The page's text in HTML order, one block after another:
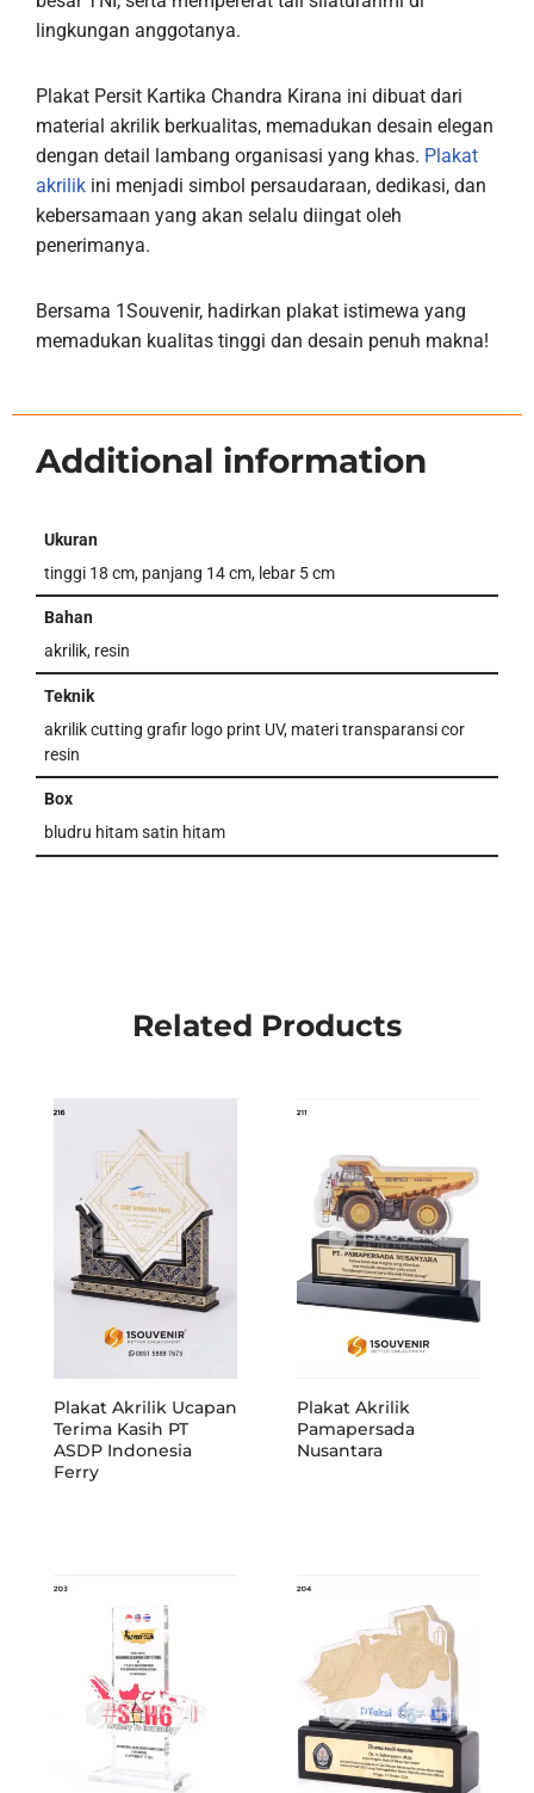
lingkungan anggotanya.
Plakat Persit Kartika Chandra Kirana ini dibuat dari
material akrilik berkualitas, memadukan desain elegan
dengan detail lambang organisasi yang khas. Plakat
akrilik ini menjadi simbol persaudaraan, dedikasi, dan
kebersamaan yang akan selalu diingat oleh
penerimanya.
Bersama 1Souvenir, hadirkan plakat istimewa yang
memadukan kualitas tinggi dan desain penuh makna!
Additional information
Ukuran
tinggi 18 cm, panjang 14 cm, lebar 5 cm
Bahan
akrilik, resin
Teknik
akrilik cutting grafir logo print UV, materi transparansi cor
resin
Box
bludru hitam satin hitam
Related Products
Plakat Akrilik Ucapan
Terima Kasih PT
ASDP Indonesia
Ferry
Plakat Akrilik
Pamapersada
Nusantara